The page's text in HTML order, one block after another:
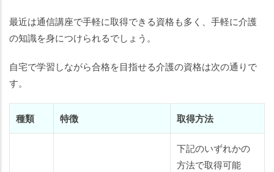
最近は通信講座で手軽に取得できる資格も多く、手軽に介護
の知識を身につけられるでしょう。
自宅で学習しながら合格を目指せる介護の資格は次の通りで
す。
種類 特徴 取得方法
下記のいずれかの
方法で取得可能